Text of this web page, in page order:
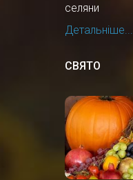
селяни
Детальніше...
СВЯТО